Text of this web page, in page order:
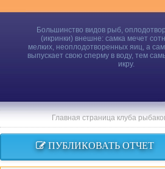
Большинство видов рыб,
(икринки) внешне: самка мечет
мелких, неоплодотворенных яиц, а
выпускает свою сперму в воду, тем
икру.
Главная страница клуба
ПУБЛИКОВАТЬ ОТЧЕТ